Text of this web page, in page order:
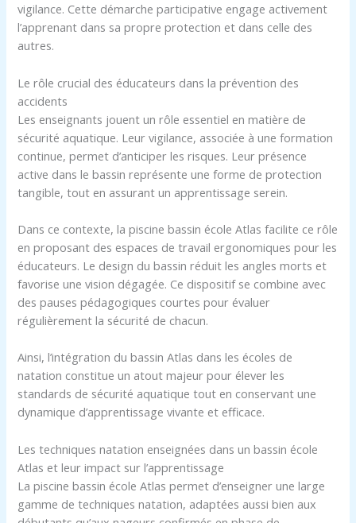
vigilance. Cette démarche participative engage activement
l’apprenant dans sa propre protection et dans celle des
autres.
Le rôle crucial des éducateurs dans la prévention des
accidents
Les enseignants jouent un rôle essentiel en matière de
sécurité aquatique. Leur vigilance, associée à une formation
continue, permet d’anticiper les risques. Leur présence
active dans le bassin représente une forme de protection
tangible, tout en assurant un apprentissage serein.
Dans ce contexte, la piscine bassin école Atlas facilite ce rôle
en proposant des espaces de travail ergonomiques pour les
éducateurs. Le design du bassin réduit les angles morts et
favorise une vision dégagée. Ce dispositif se combine avec
des pauses pédagogiques courtes pour évaluer
régulièrement la sécurité de chacun.
Ainsi, l’intégration du bassin Atlas dans les écoles de
natation constitue un atout majeur pour élever les
standards de sécurité aquatique tout en conservant une
dynamique d’apprentissage vivante et efficace.
Les techniques natation enseignées dans un bassin école
Atlas et leur impact sur l’apprentissage
La piscine bassin école Atlas permet d’enseigner une large
gamme de techniques natation, adaptées aussi bien aux